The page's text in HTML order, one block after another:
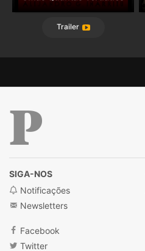
Trailer
SIGA-NOS
Notificações
Newsletters
Facebook
Twitter